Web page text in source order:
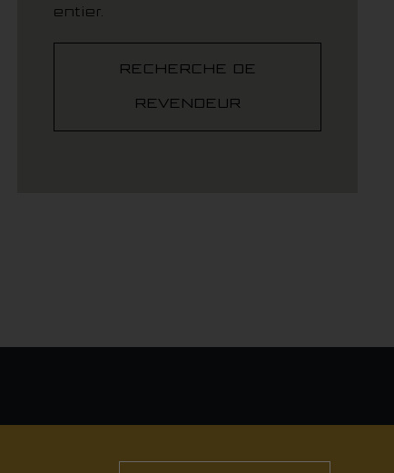
entier.
RECHERCHE DE
REVENDEUR